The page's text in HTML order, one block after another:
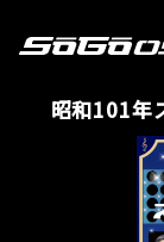
昭和101年